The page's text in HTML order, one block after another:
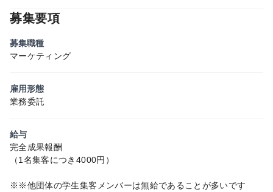
募集要項
募集職種
マーケティング
雇用形態
業務委託
給与
完全成果報酬
（1名集客につき4000円）
※※他団体の学生集客メンバーは無給であることが多いです